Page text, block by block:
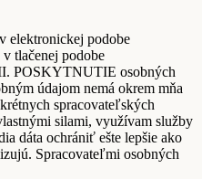
elektronickej podobe
tlačenej podobe
POSKYTNUTIE osobných
údajom nemá okrem mňa
spracovateľských
silami, využívam služby
dáta ochrániť ešte lepšie ako
Spracovateľmi osobných